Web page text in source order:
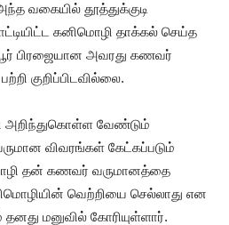
வகையில் தூத்துக்குடி
கனிமொழி தாக்கல் செய்த
பிரஜையான அவரது கணவர்
குறிப்பிடவில்லை.
அறிந்துகொள்ள வேண்டும்
விவரங்கள் கேட்கப்படும்
தன் கணவர் வருமானத்தை
வெற்றியை செல்லாது என
மனுவில் கோரியுள்ளார்.